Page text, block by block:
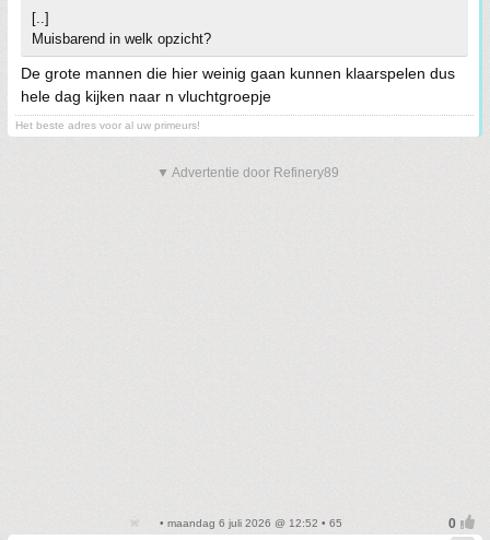
[..]
Muisbarend in welk opzicht?
De grote mannen die hier weinig gaan kunnen klaarspelen dus
hele dag kijken naar n vluchtgroepje
Het beste adres voor al uw primeurs!
▼ Advertentie door Refinery89
• maandag 6 juli 2026 @ 12:52 • 65